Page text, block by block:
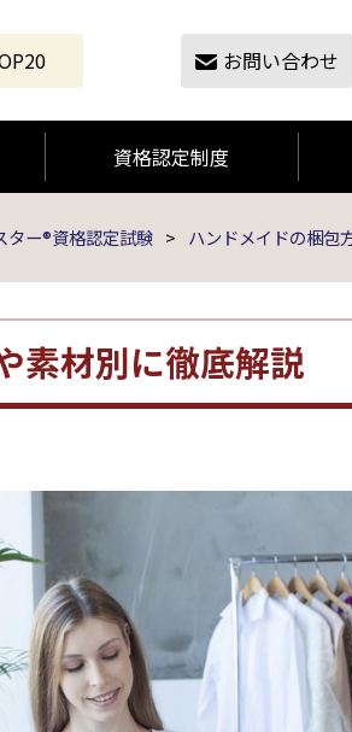
お問い合わせ
資格認定制度
ター®資格認定試験 > ハンドメイドの梱包
素材別に徹底解説